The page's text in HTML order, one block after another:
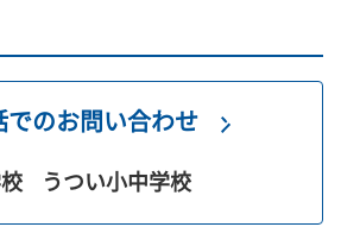
でのお問い合わせ
うつい小中学校